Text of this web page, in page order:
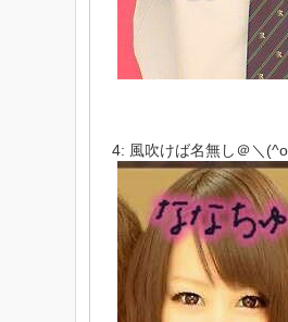
4: 風吹けば名無し＠＼